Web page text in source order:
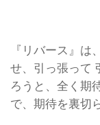
『リバース』は
せ、引っ張って
ろうと、全く期
で、期待を裏切